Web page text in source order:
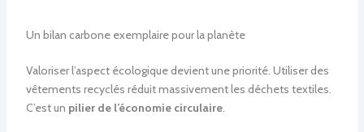
Un bilan carbone exemplaire pour la planète
Valoriser l’aspect écologique devient une priorité. Utiliser des
vêtements recyclés réduit massivement les déchets textiles.
C’est un pilier de l’économie circulaire.